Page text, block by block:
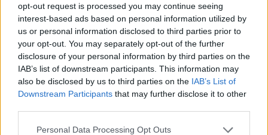
opt-out request is processed you may continue seeing
interest-based ads based on personal information utilized by
us or personal information disclosed to third parties prior to
your opt-out. You may separately opt-out of the further
disclosure of your personal information by third parties on the
IAB’s list of downstream participants. This information may
also be disclosed by us to third parties on the IAB’s List of
Downstream Participants that may further disclose it to other
Please note that this website/app uses one or more Google
Personal Data Processing Opt Outs